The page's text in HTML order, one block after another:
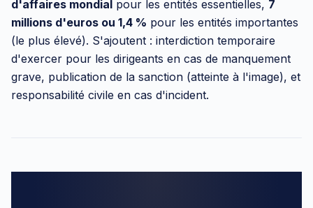
d'affaires mondial pour les entités essentielles, 7
millions d'euros ou 1,4 % pour les entités importantes
(le plus élevé). S'ajoutent : interdiction temporaire
d'exercer pour les dirigeants en cas de manquement
grave, publication de la sanction (atteinte à l'image), et
responsabilité civile en cas d'incident.